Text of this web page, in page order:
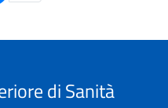
di Sanità